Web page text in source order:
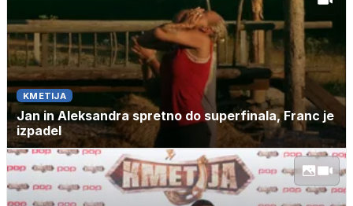
KMETIJA
Jan in Aleksandra spretno do superfinala, Franc je
izpadel